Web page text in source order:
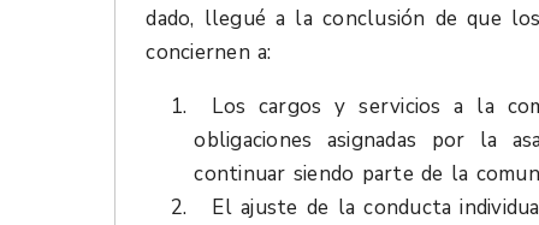
dado, llegué a la conclusión de que
conciernen a:
Los cargos y servicios a la
obligaciones asignadas por la
continuar siendo parte de la
El ajuste de la conducta